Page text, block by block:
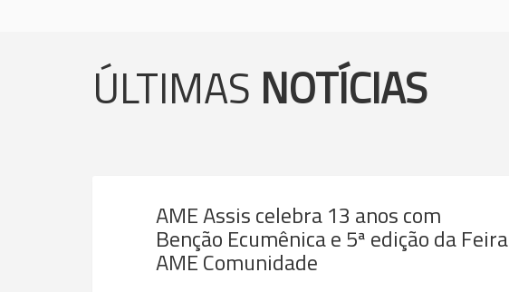
ÚLTIMAS NOTÍCIAS
AME Assis celebra 13 anos com
Benção Ecumênica e 5ª edição da Feira
AME Comunidade